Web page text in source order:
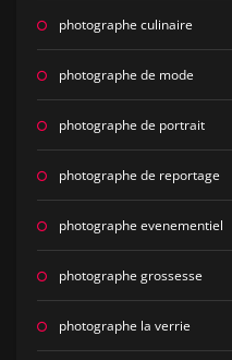
photographe culinaire
photographe de mode
photographe de portrait
photographe de reportage
photographe evenementiel
photographe grossesse
photographe la verrie